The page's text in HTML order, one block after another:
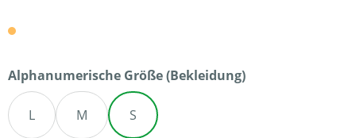
Alphanumerische Größe (Bekleidung)auswählen
L M S